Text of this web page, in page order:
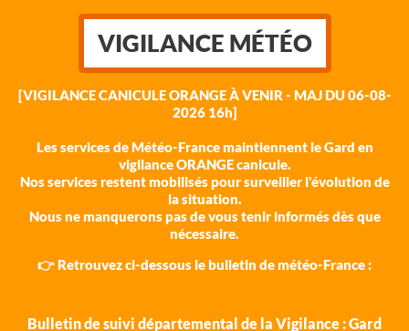
VIGILANCE MÉTÉO
[VIGILANCE CANICULE ORANGE À VENIR - MAJ DU 06-08-
2026 16h]
Les services de Météo-France maintiennent le Gard en
vigilance ORANGE canicule.
Nos services restent mobilisés pour surveiller l'évolution de
la situation.
Nous ne manquerons pas de vous tenir informés dès que
nécessaire.
👉 Retrouvez ci-dessous le bulletin de météo-France :
Bulletin de suivi départemental de la Vigilance : Gard